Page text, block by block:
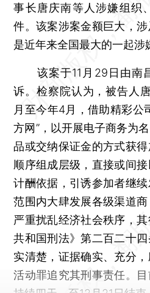
事长唐庆南等人涉嫌组织
件。该案涉案金额巨大，
是近年来全国最大的一起涉
该案于11月29日由南
诉。检察院认为，被告人
月至今年4月，借助精彩公
方网”，以开展电子商务为
品或交纳保证金的方式获
顺序组成层级，直接或间
计酬依据，引诱参加者继
范围内大肆发展各级渠道
严重扰乱经济社会秩序，
共和国刑法》第二百二十
实清楚，证据确实、充分
活动罪追究其刑事责任。